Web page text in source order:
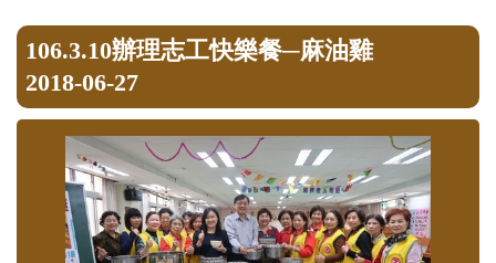
106.3.10辦理志工快樂餐─麻油雞
2018-06-27